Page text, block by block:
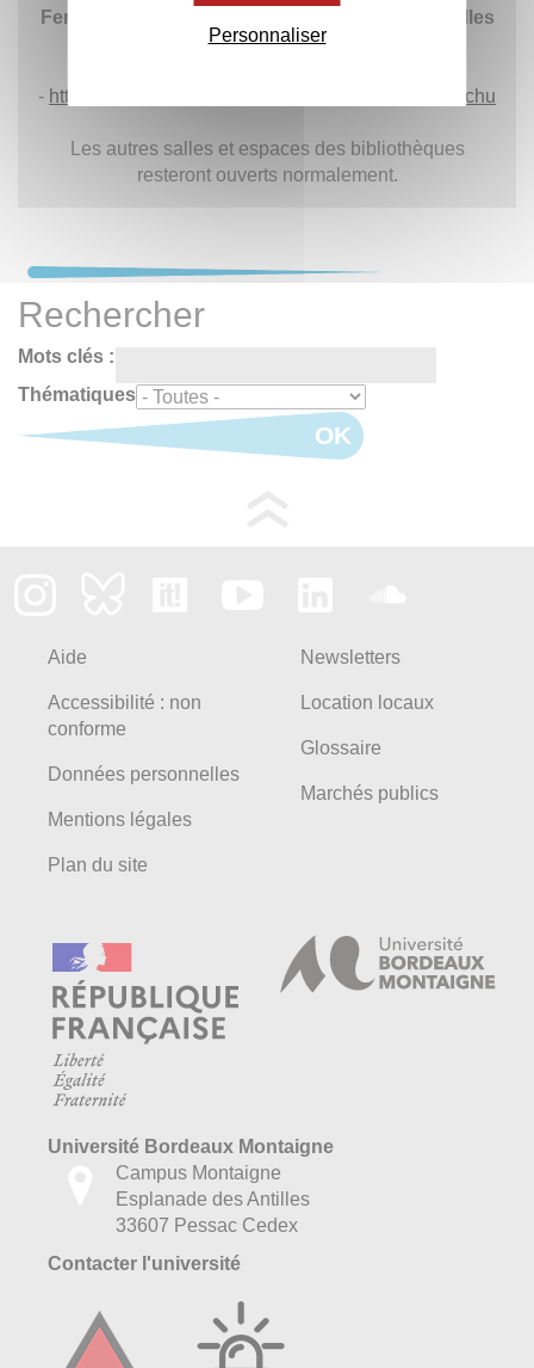
Fermeture dans l'application Affluences des
salles
concernées:
- https://affluences.com/bibliotheque-rigoberta-menchu
Les autres salles et espaces des bibliothèques
resteront ouverts normalement.
Rechercher
Mots clés :
Thématiques
OK
Aide
Accessibilité : non
conforme
Données personnelles
Mentions légales
Plan du site
Newsletters
Location locaux
Glossaire
Marchés publics
Université Bordeaux Montaigne
Campus Montaigne
Esplanade des Antilles
33607 Pessac Cedex
Contacter l'université
Personnaliser